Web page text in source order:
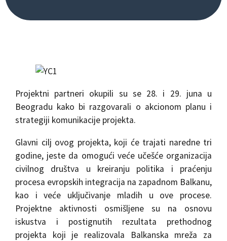
Projektni partneri okupili su se 28. i 29. juna u
Beogradu kako bi razgovarali o akcionom planu i
strategiji komunikacije projekta.
Glavni cilj ovog projekta, koji će trajati naredne tri
godine, jeste da omogući veće učešće organizacija
civilnog društva u kreiranju politika i praćenju
procesa evropskih integracija na zapadnom Balkanu,
kao i veće uključivanje mladih u ove procese.
Projektne aktivnosti osmišljene su na osnovu
iskustva i postignutih rezultata prethodnog
projekta koji je realizovala Balkanska mreža za